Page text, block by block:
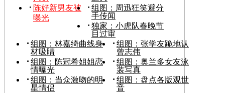
陈好新男友被
曝光
组图：周迅狂笑避分
手传闻
独家：小虎队春晚节
目过审
组图：林嘉绮曲线身
材吸睛
组图：张学友跪地认
曾志伟
组图：陈冠希姐姐恋
情曝光
组图：奥兰多女友泳
装写真
组图：当众激吻的明
星情侣
组图：盘点各版观世
音